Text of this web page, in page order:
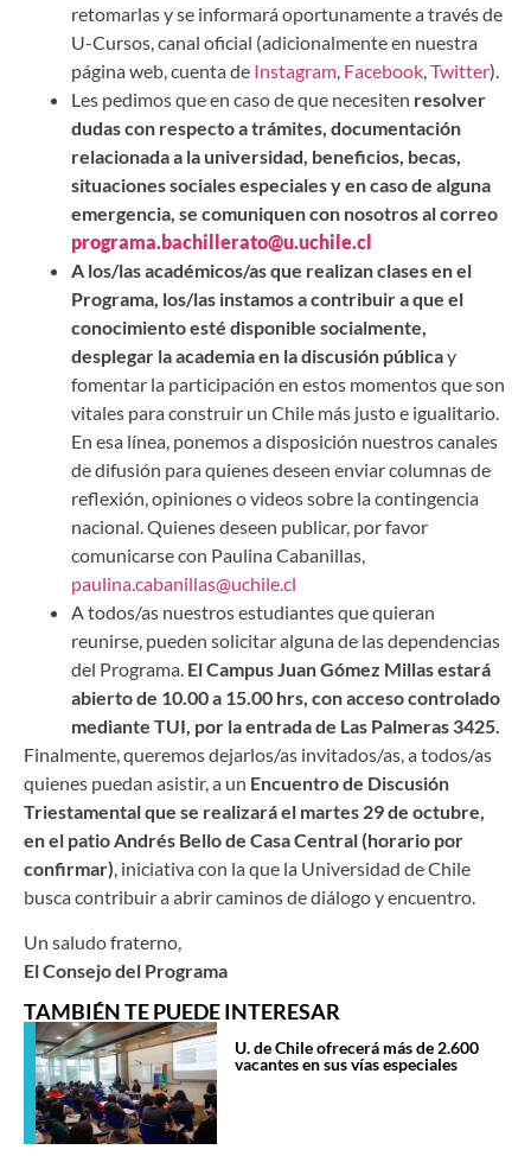
retomarlas y se informará oportunamente a través de
U-Cursos, canal oficial (adicionalmente en nuestra
página web, cuenta de Instagram Facebook Twitter).
Les pedimos que en caso de que necesiten resolver
dudas con respecto a trámites, documentación
relacionada a la universidad, beneficios, becas,
situaciones sociales especiales y en caso de alguna
emergencia, se comuniquen con nosotros al correo
programa.bachillerato@u.uchile.cl
A los/las académicos/as que realizan clases en el
Programa, los/las instamos a contribuir a que el
conocimiento esté disponible socialmente,
desplegar la academia en la discusión públicay
fomentar la participación en estos momentos que son
vitales para construir un Chile más justo e igualitario.
En esa línea, ponemos a disposición nuestros canales
de difusión para quienes deseen enviar columnas de
reflexión, opiniones o videos sobre la contingencia
nacional. Quienes deseen publicar, por favor
comunicarse con Paulina Cabanillas,
paulina.cabanillas@uchile.cl
A todos/as nuestros estudiantes que quieran
reunirse, pueden solicitar alguna de las dependencias
del Programa. El Campus Juan Gómez Millas estará
abierto de 10.00 a 15.00 hrs, con acceso controlado
mediante TUI, por la entrada de Las Palmeras 3425.
Finalmente, queremos dejarlos/as invitados/as, a todos/as
quienes puedan asistir, a un Encuentro de Discusión
Triestamental que se realizará el martes 29 de octubre,
en el patio Andrés Bello de Casa Central (horario por
confirmar) , iniciativa con la que la Universidad de Chile
busca contribuir a abrir caminos de diálogo y encuentro.
Un saludo fraterno,
El Consejo del Programa
TAMBIÉN TE PUEDE INTERESAR
U. de Chile ofrecerá más de 2.600
vacantes en sus vías especiales